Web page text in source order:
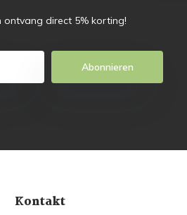
ontvang direct 5% korting!
Abonnieren
Kontakt